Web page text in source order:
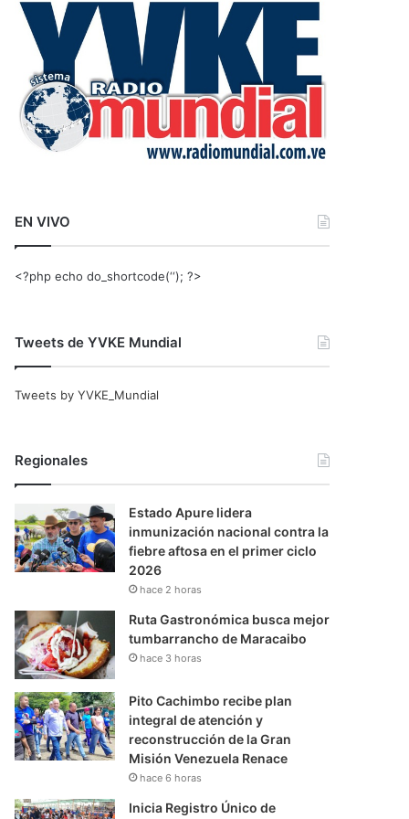
r
EN VIVO
<?php echo do_shortcode(‘‘); ?>
Tweets de YVKE Mundial
Tweets by YVKE_Mundial
Regionales
Estado Apure lidera
inmunización nacional contra la
fiebre aftosa en el primer ciclo
2026
hace 2 horas
Ruta Gastronómica busca mejor
tumbarrancho de Maracaibo
hace 3 horas
Pito Cachimbo recibe plan
integral de atención y
reconstrucción de la Gran
Misión Venezuela Renace
hace 6 horas
Inicia Registro Único de